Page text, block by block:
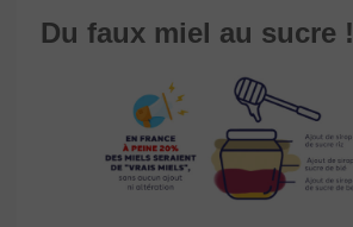
Du faux miel au sucre !